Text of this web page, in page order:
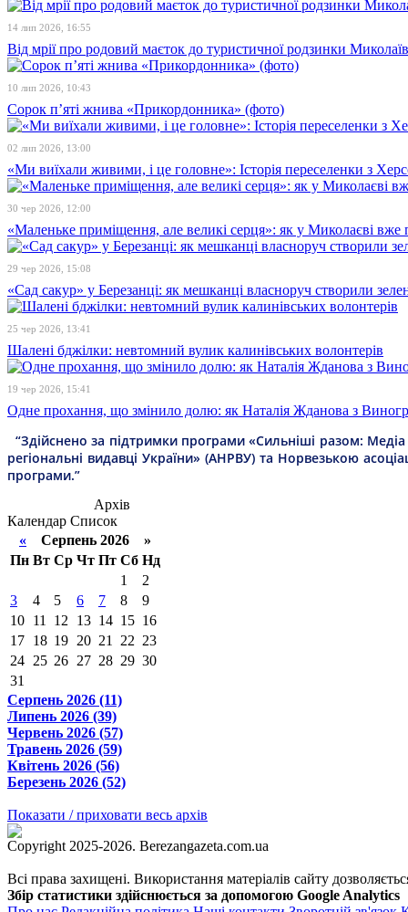
14 лип 2026, 16:55
Від мрії про родовий маєток до туристичної родзинки
10 лип 2026, 10:43
Сорок п’яті жнива «Прикордонника» (фото)
02 лип 2026, 13:00
«Ми виїхали живими, і це головне»: Історія переселенки з
30 чер 2026, 12:00
«Маленьке приміщення, але великі серця»: як у Миколаєві вже
29 чер 2026, 15:08
«Сад сакур» у Березанці: як мешканці власноруч створили
25 чер 2026, 13:41
Шалені бджілки: невтомний вулик калинівських волонтерів
19 чер 2026, 15:41
Одне прохання, що змінило долю: як Наталія Жданова з
“Здійснено за підтримки програми «Сильніші разом: Медіа
регіональні видавці України» (АНРВУ) та Норвезькою
програми.”
Архів
Календар Список
« Серпень 2026 »
Пн Вт Ср Чт Пт Сб Нд
1
2
3
4 5 6 7 8
9
10 11 12 13 14 15 16
17 18 19 20 21 22 23
24 25 26 27 28 29 30
31
Серпень 2026 (11)
Липень 2026 (39)
Червень 2026 (57)
Травень 2026 (59)
Квітень 2026 (56)
Березень 2026 (52)
Показати / приховати весь архів
Copyright 2025-2026. Berezangazeta.com.ua
Всі права захищені. Використання матеріалів сайту
Збір статистики здійснюється за допомогою Google Analytics